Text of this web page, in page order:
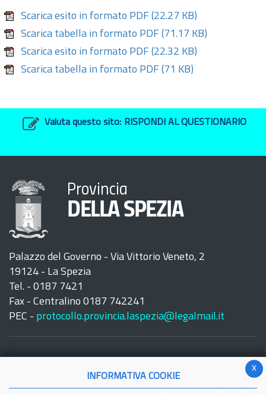
Scarica esito in formato PDF (22.27 KB)
Scarica tabella in formato PDF (71.17 KB)
Scarica esito in formato PDF (22.32 KB)
Scarica tabella in formato PDF (71 KB)
Valuta questo sito: RISPONDI AL QUESTIONARIO
Provincia
DELLA SPEZIA
Palazzo del Governo - Via Vittorio Veneto, 2
19124 - La Spezia
Tel. - 0187 7421
Fax - Centralino 0187 742241
PEC - protocollo.provincia.laspezia@legalmail.it
x
INFORMATIVA COOKIE